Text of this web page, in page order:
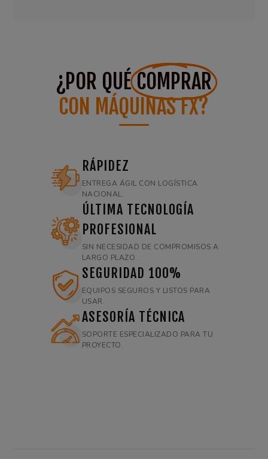
¿POR QUÉCOMPRAR
CON MÁQUINAS FX?
RÁPIDEZ
ENTREGA ÁGIL CON LOGÍSTICA
NACIONAL.
ÚLTIMA TECNOLOGÍA
PROFESIONAL
SIN NECESIDAD DE COMPROMISOS A
LARGO PLAZO.
SEGURIDAD 100%
EQUIPOS SEGUROS Y LISTOS PARA
USAR.
ASESORÍA TÉCNICA
SOPORTE ESPECIALIZADO PARA TU
PROYECTO.